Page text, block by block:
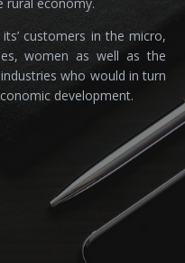
customers in the micro,
women as well as the
who would in turn
development.